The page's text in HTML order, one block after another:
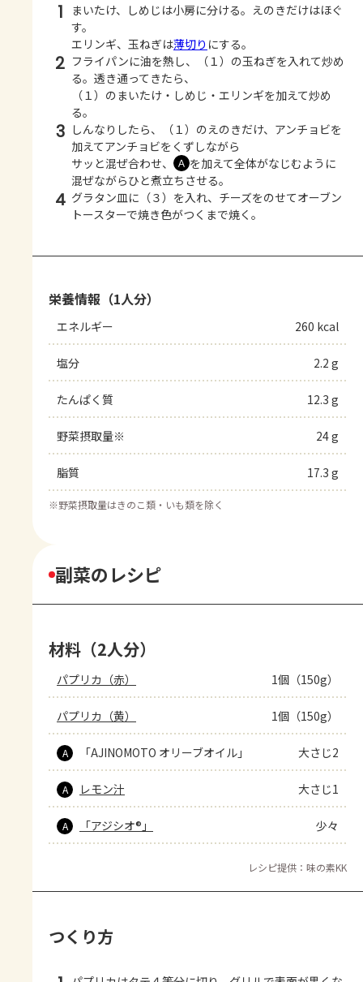
1
まいたけ、しめじは小房に分ける。えのきだけはほぐ
す。
エリンギ、玉ねぎは薄切り にする。
2 フライパンに油を熱し、（１）の玉ねぎを入れて炒め
る。透き通ってきたら、
（１）のまいたけ・しめじ・エリンギを加えて炒め
る。
3 しんなりしたら、（１）のえのきだけ、アンチョビを
加えてアンチョビをくずしながら
サッと混ぜ合わせ、
Ａ を加えて全体がなじむように
混ぜながらひと煮立ちさせる。
4 グラタン皿に（３）を入れ、チーズをのせてオーブン
トースターで焼き色がつくまで焼く。
栄養情報（1人分）
エネルギー 260 kcal
塩分 2.2 g
たんぱく質 12.3 g
野菜摂取量※ 24 g
脂質 17.3 g
※野菜摂取量はきのこ類・いも類を除く
副菜のレシピ
材料（2人分）
パプリカ（赤） 1個（150g）
パプリカ（黄） 1個（150g）
A 「AJINOMOTO オリーブオイル」 大さじ2
A レモン汁 大さじ1
A 「アジシオ®」 少々
レシピ提供：味の素KK
つくり方